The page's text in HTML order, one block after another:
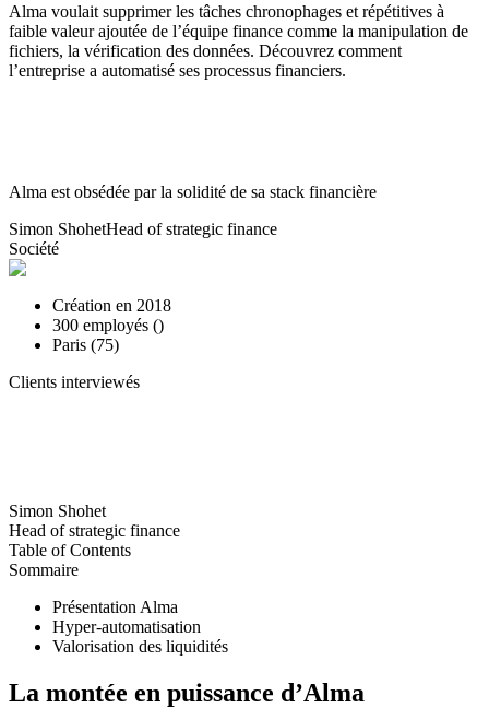
Alma voulait supprimer les tâches chronophages et répétitives à
faible valeur ajoutée de l’équipe finance comme la manipulation de
fichiers, la vérification des données. Découvrez comment
l’entreprise a automatisé ses processus financiers.
Alma est obsédée par la solidité de sa stack financière
Simon ShohetHead of strategic finance
Société
Création en 2018
300 employés ()
Paris (75)
Clients interviewés
Simon Shohet
Head of strategic finance
Table of Contents
Sommaire
Présentation Alma
Hyper-automatisation
Valorisation des liquidités
La montée en puissance d’Alma